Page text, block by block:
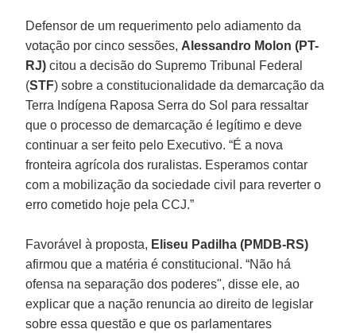
Defensor de um requerimento pelo adiamento da
votação por cinco sessões, Alessandro Molon (PT-
RJ)citou a decisão do Supremo Tribunal Federal
(STF) sobre a constitucionalidade da demarcação da
Terra Indígena Raposa Serra do Sol para ressaltar
que o processo de demarcação é legítimo e deve
continuar a ser feito pelo Executivo. “É a nova
fronteira agrícola dos ruralistas. Esperamos contar
com a mobilização da sociedade civil para reverter o
erro cometido hoje pela CCJ.”
Favorável à proposta, Eliseu Padilha (PMDB-RS)
afirmou que a matéria é constitucional. “Não há
ofensa na separação dos poderes", disse ele, ao
explicar que a nação renuncia ao direito de legislar
sobre essa questão e que os parlamentares